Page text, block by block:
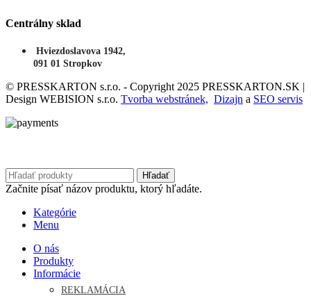
Centrálny sklad
Hviezdoslavova 1942,
091 01 Stropkov
© PRESSKARTON s.r.o. - Copyright 2025 PRESSKARTON.SK |
Design WEBISION s.r.o. Tvorba webstránek, Dizajn a SEO servis
Hľadať
Začnite písať názov produktu, ktorý hľadáte.
Kategórie
Menu
O nás
Produkty
Informácie
REKLAMÁCIA